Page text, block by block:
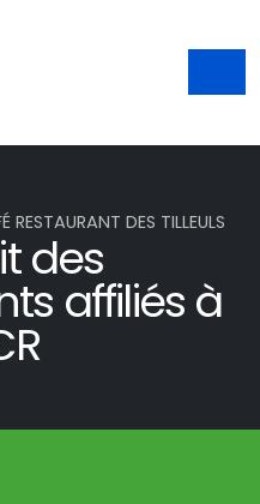
des
affiliés à
RESTAURANT DES TILLEULS